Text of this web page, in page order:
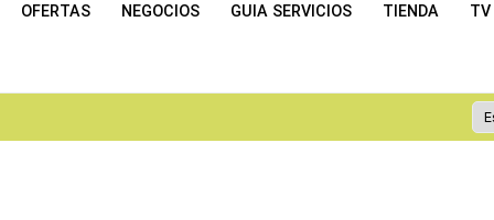
OFERTAS NEGOCIOS GUIA SERVICIOS TIENDA TV